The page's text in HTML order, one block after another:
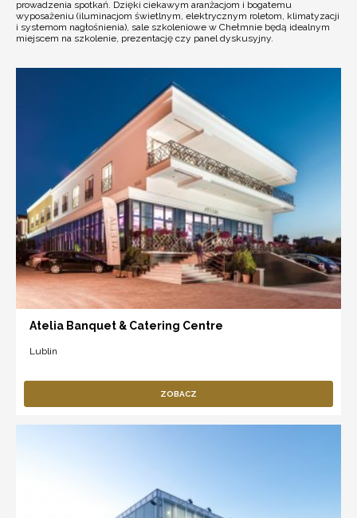
prowadzenia spotkań. Dzięki ciekawym aranżacjom i bogatemu
wyposażeniu (iluminacjom świetlnym, elektrycznym roletom, klimatyzacji
i systemom nagłośnienia), sale szkoleniowe w Chełmnie będą idealnym
miejscem na szkolenie, prezentację czy panel dyskusyjny.
Atelia Banquet & Catering Centre
Lublin
ZOBACZ